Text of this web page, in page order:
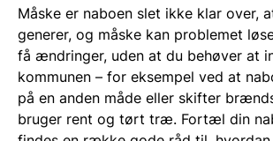
Måske er naboen slet ikke klar over,
generer, og måske kan problemet
få ændringer, uden at du behøver at
kommunen – for eksempel ved at
på en anden måde eller skifter
bruger rent og tørt træ. Fortæl din